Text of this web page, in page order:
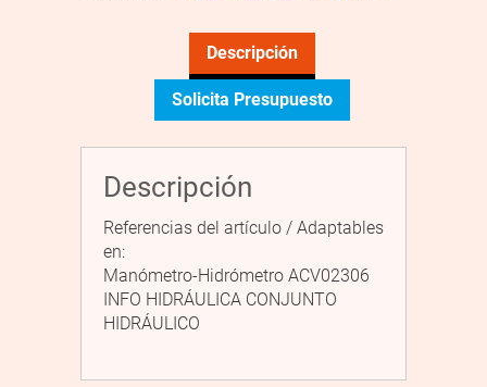
Descripción
Solicita Presupuesto
Descripción
Referencias del artículo / Adaptables
en:
Manómetro-Hidrómetro ACV02306
INFO HIDRÁULICA CONJUNTO
HIDRÁULICO